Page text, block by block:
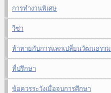
การทำงานพิเศษ
วีซ่า
ท้าทายกับการแลกเปลี่ยนวัฒนธรรม
ที่ปรึกษา
ข้อควรระวังเมื่อจบการศึกษา